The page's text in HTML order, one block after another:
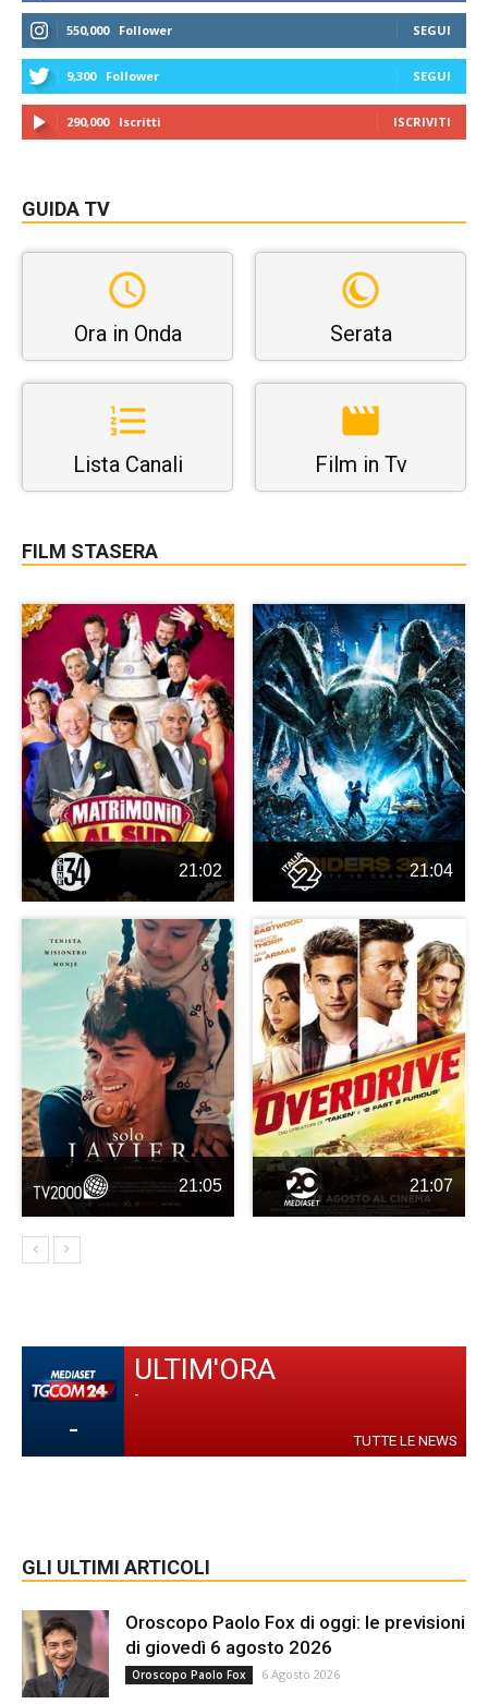
550,000 Follower SEGUI
9,300 Follower SEGUI
290,000 Iscritti ISCRIVITI
GUIDA TV
Ora in Onda Serata
Lista Canali Film in Tv
FILM STASERA
21:02 21:04
21:05 21:07
-
ULTIM'ORA
-
TUTTE LE NEWS
GLI ULTIMI ARTICOLI
Oroscopo Paolo Fox di oggi: le previsioni
di giovedì 6 agosto 2026
Oroscopo Paolo Fox 6 Agosto 2026